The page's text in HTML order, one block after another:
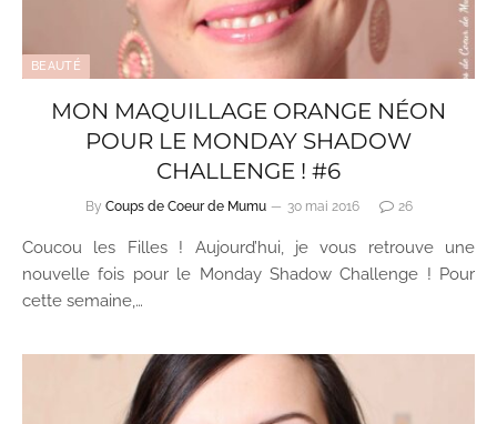
BEAUTÉ
MON MAQUILLAGE ORANGE NÉON
POUR LE MONDAY SHADOW
CHALLENGE ! #6
By Coups de Coeur de Mumu 30 mai 2016 26
Coucou les Filles ! Aujourd’hui, je vous retrouve une
nouvelle fois pour le Monday Shadow Challenge ! Pour
cette semaine,…